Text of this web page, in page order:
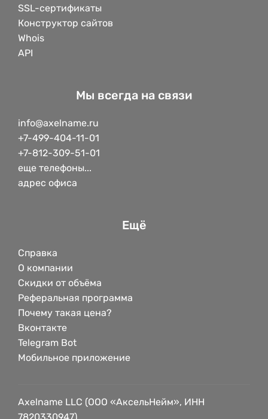
SSL-сертификаты
Конструктор сайтов
Whois
API
Мы всегда на связи
info@axelname.ru
+7-499-404-11-01
+7-812-309-51-01
еще телефоны...
адрес офиса
Ещё
Справка
О компании
Скидки от объёма
Реферальная программа
Почему такая цена?
Вконтакте
Telegram Bot
Мобильное приложение
Axelname LLC (ООО «АксельНейм», ИНН